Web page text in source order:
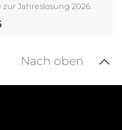
Jahreslosung 2026.
Nach oben